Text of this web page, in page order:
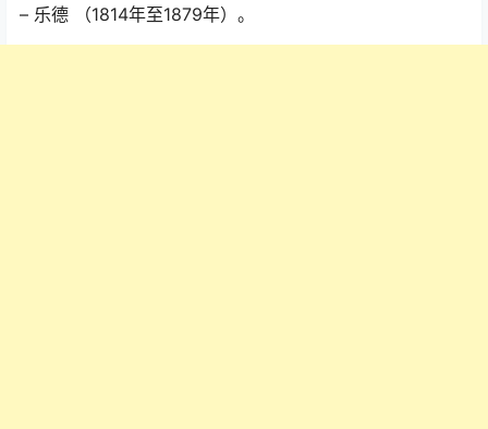
– 乐德 （1814年至1879年）。